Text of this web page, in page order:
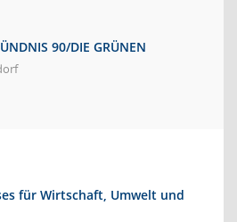
90/DIE GRÜNEN
für Wirtschaft, Umwelt und